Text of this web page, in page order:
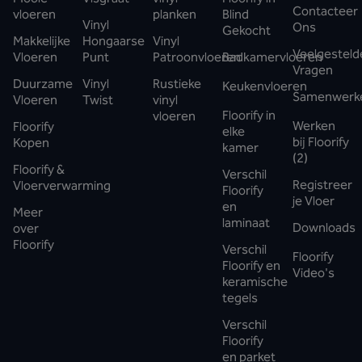
vloeren
Makkelijke
Vloeren
Duurzame
Vloeren
Floorify
Kopen
Floorify &
Vloerverwarming
Meer
over
Floorify
Vinyl
Hongaarse
Punt
Vinyl
Twist
planken
Vinyl
Patroonvloeren
Rustieke
vinyl
vloeren
Blind
Gekocht
Badkamervloeren
Keukenvloeren
Floorify in
elke
kamer
Verschil
Floorify
en
laminaat
Verschil
Floorify en
keramische
tegels
Verschil
Floorify
en parket
Contacteer
Ons
Vragen
Werken
bij Floorify
(2)
Registreer
je Vloer
Downloads
Floorify
Video's